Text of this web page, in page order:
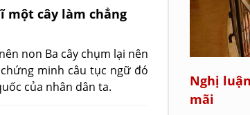
một cây làm chẳng
non Ba cây chụm lại nên
minh câu tục ngữ đó
của nhân dân ta.
Nghị
mãi